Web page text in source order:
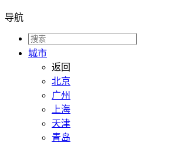
导航
城市
返回
北京
广州
上海
天津
青岛